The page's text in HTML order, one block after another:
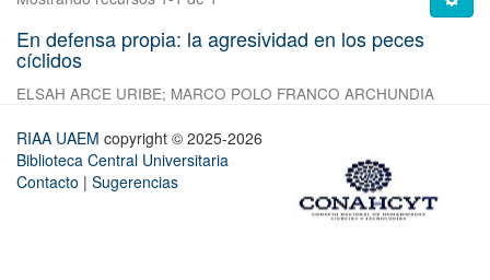
En defensa propia: la agresividad en los peces
cíclidos
ELSAH ARCE URIBE; MARCO POLO FRANCO ARCHUNDIA
RIAA UAEM copyright © 2025-2026
Biblioteca Central Universitaria
Contacto | Sugerencias